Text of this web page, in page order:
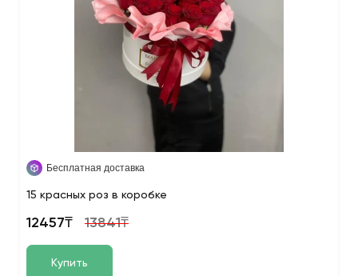
Бесплатная доставка
15 красных роз в коробке
12457₸ 13841₸
Купить